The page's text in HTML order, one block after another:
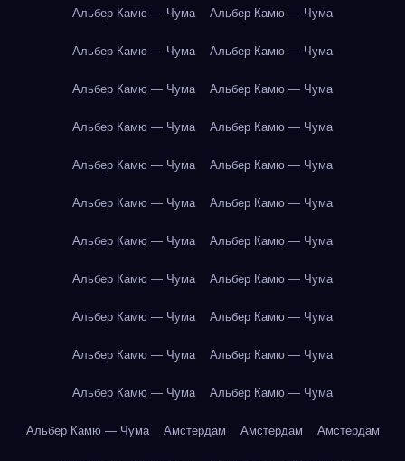
Альбер Камю — Чума Альбер Камю — Чума
Альбер Камю — Чума Альбер Камю — Чума
Альбер Камю — Чума Альбер Камю — Чума
Альбер Камю — Чума Альбер Камю — Чума
Альбер Камю — Чума Альбер Камю — Чума
Альбер Камю — Чума Альбер Камю — Чума
Альбер Камю — Чума Альбер Камю — Чума
Альбер Камю — Чума Альбер Камю — Чума
Альбер Камю — Чума Альбер Камю — Чума
Альбер Камю — Чума Альбер Камю — Чума
Альбер Камю — Чума Альбер Камю — Чума
Альбер Камю — Чума Амстердам Амстердам Амстердам